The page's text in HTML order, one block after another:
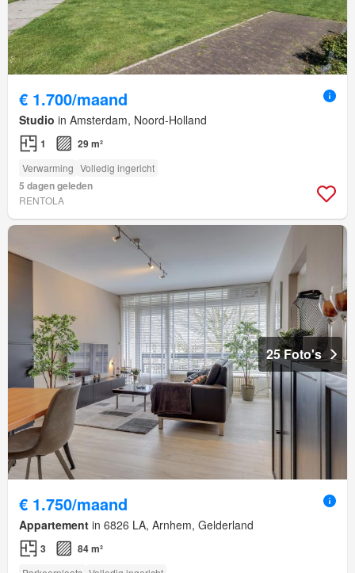
€ 1.700/maand
Studio in Amsterdam, Noord-Holland
1 29 m²
Verwarming Volledig ingericht
5 dagen geleden
RENTOLA
25 Foto's
€ 1.750/maand
Appartement in 6826 LA, Arnhem, Gelderland
3 84 m²